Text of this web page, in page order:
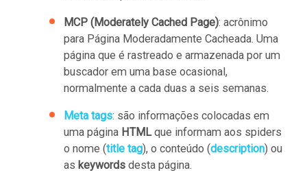
MCP (Moderately Cached Page): acrônimo
para Página Moderadamente Cacheada. Uma
página que é rastreado e armazenada por um
buscador em uma base ocasional,
normalmente a cada duas a seis semanas.
Meta tags: são informações colocadas em
uma página HTMLque informam aos spiders
o nome (title tag), o conteúdo (description) ou
as keywords desta página.